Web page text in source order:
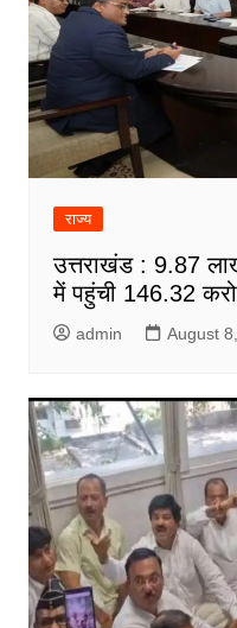
राज्य
उत्तराखंड : 9.87
में पहुंची 146.32
admin August